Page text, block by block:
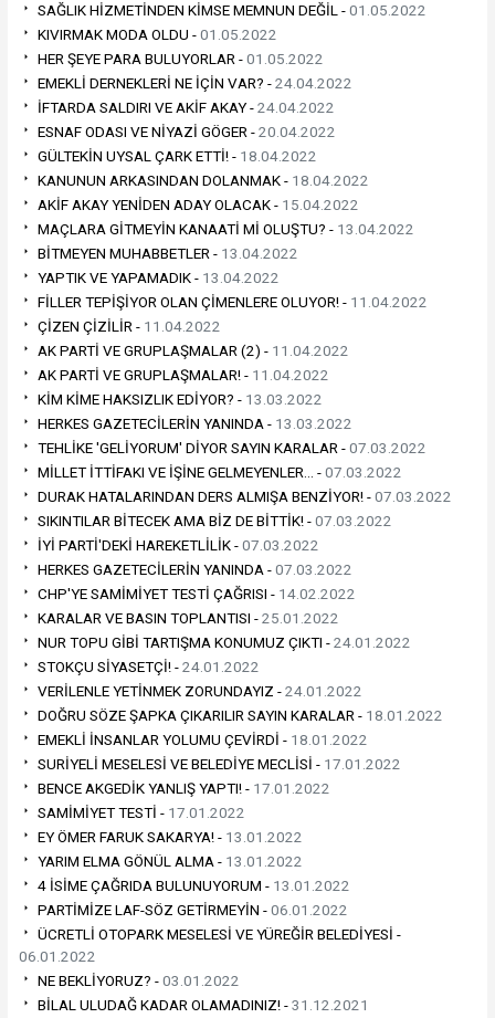
SAĞLIK HİZMETİNDEN KİMSE MEMNUN DEĞİL -01.05.2022
KIVIRMAK MODA OLDU -01.05.2022
HER ŞEYE PARA BULUYORLAR -01.05.2022
EMEKLİ DERNEKLERİ NE İÇİN VAR? -24.04.2022
İFTARDA SALDIRI VE AKİF AKAY -24.04.2022
ESNAF ODASI VE NİYAZİ GÖGER -20.04.2022
GÜLTEKİN UYSAL ÇARK ETTİ! - 18.04.2022
KANUNUN ARKASINDAN DOLANMAK - 18.04.2022
AKİF AKAY YENİDEN ADAY OLACAK - 15.04.2022
MAÇLARA GİTMEYİN KANAATİ Mİ OLUŞTU? - 13.04.2022
BİTMEYEN MUHABBETLER - 13.04.2022
YAPTIK VE YAPAMADIK - 13.04.2022
FİLLER TEPİŞİYOR OLAN ÇİMENLERE OLUYOR! - 11.04.2022
ÇİZEN ÇİZİLİR - 11.04.2022
AK PARTİ VE GRUPLAŞMALAR (2) - 11.04.2022
AK PARTİ VE GRUPLAŞMALAR! - 11.04.2022
KİM KİME HAKSIZLIK EDİYOR? - 13.03.2022
HERKES GAZETECİLERİN YANINDA - 13.03.2022
TEHLİKE 'GELİYORUM' DİYOR SAYIN KARALAR -07.03.2022
MİLLET İTTİFAKI VE İŞİNE GELMEYENLER… -07.03.2022
DURAK HATALARINDAN DERS ALMIŞA BENZİYOR! -07.03.2022
SIKINTILAR BİTECEK AMA BİZ DE BİTTİK! -07.03.2022
İYİ PARTİ'DEKİ HAREKETLİLİK -07.03.2022
HERKES GAZETECİLERİN YANINDA -07.03.2022
CHP'YE SAMİMİYET TESTİ ÇAĞRISI - 14.02.2022
KARALAR VE BASIN TOPLANTISI -25.01.2022
NUR TOPU GİBİ TARTIŞMA KONUMUZ ÇIKTI -24.01.2022
STOKÇU SİYASETÇİ! -24.01.2022
VERİLENLE YETİNMEK ZORUNDAYIZ -24.01.2022
DOĞRU SÖZE ŞAPKA ÇIKARILIR SAYIN KARALAR - 18.01.2022
EMEKLİ İNSANLAR YOLUMU ÇEVİRDİ - 18.01.2022
SURİYELİ MESELESİ VE BELEDİYE MECLİSİ - 17.01.2022
BENCE AKGEDİK YANLIŞ YAPTI! - 17.01.2022
SAMİMİYET TESTİ - 17.01.2022
EY ÖMER FARUK SAKARYA! - 13.01.2022
YARIM ELMA GÖNÜL ALMA - 13.01.2022
4 İSİME ÇAĞRIDA BULUNUYORUM - 13.01.2022
PARTİMİZE LAF-SÖZ GETİRMEYİN -06.01.2022
ÜCRETLİ OTOPARK MESELESİ VE YÜREĞİR BELEDİYESİ -
06.01.2022
NE BEKLİYORUZ? -03.01.2022
BİLAL ULUDAĞ KADAR OLAMADINIZ! -31.12.2021